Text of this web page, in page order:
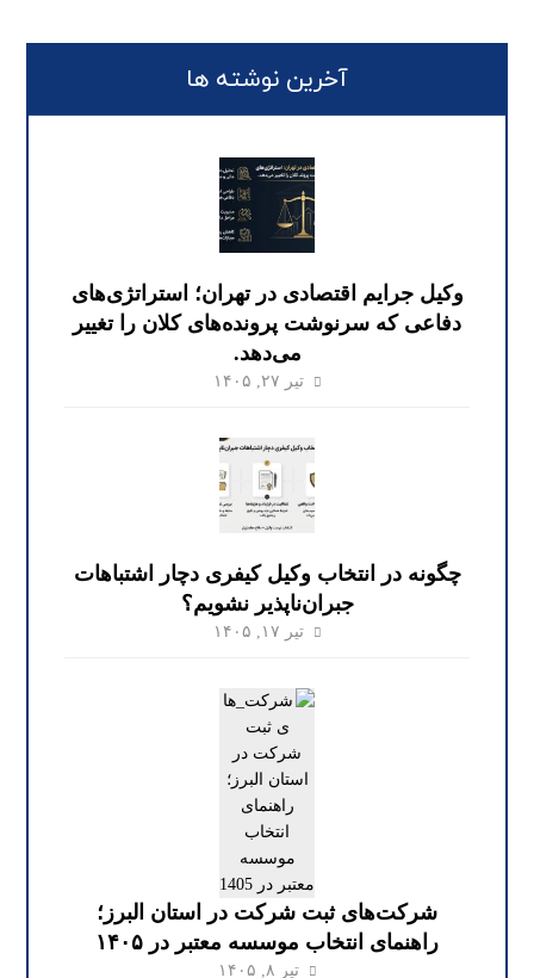
آخرین نوشته ها
وکیل جرایم اقتصادی در تهران؛ استراتژی‌های
دفاعی که سرنوشت پرونده‌های کلان را تغییر
می‌دهد.
تیر ۲۷, ۱۴۰۵
چگونه در انتخاب وکیل کیفری دچار اشتباهات
جبران‌ناپذیر نشویم؟
تیر ۱۷, ۱۴۰۵
شرکت‌های ثبت شرکت در استان البرز؛
راهنمای انتخاب موسسه معتبر در ۱۴۰۵
تیر ۸, ۱۴۰۵